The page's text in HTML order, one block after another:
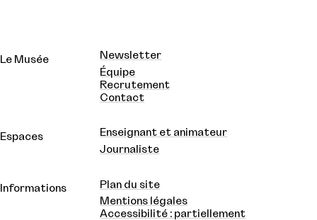
Le Musée
Newsletter
Équipe
Recrutement
Contact
Espaces
Enseignant et animateur
Journaliste
Informations
Plan du site
Mentions légales
Accessibilité : partiellement